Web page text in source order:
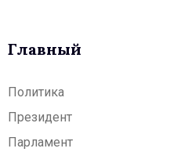
Главный
Политика
Президент
Парламент